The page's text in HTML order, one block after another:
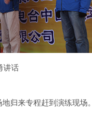
讲话
归来专程赶到演练现场。